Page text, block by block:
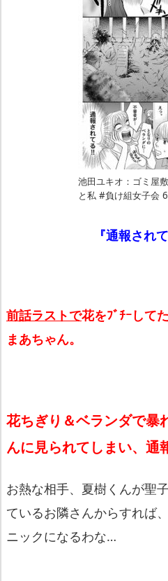
池田ユキオ：ゴミ屋
と私 #負け組女子会 6
『通報され
前話ラストで花をﾌﾞﾁｰして
まあちゃん。
花ちぎり＆ベランダで暴
んに見られてしまい、通
お熱な相手、夏樹くんが聖
ているお隣さんからすれば
ニックになるわな…